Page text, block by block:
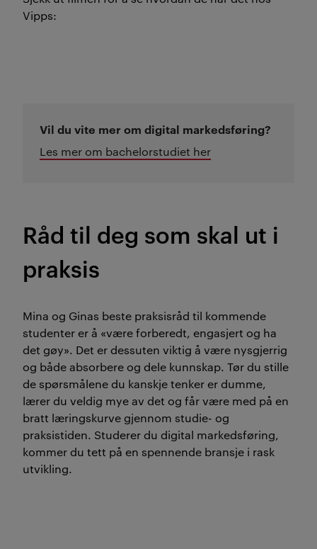
Vipps:
Vil du vite mer om digital markedsføring?
Les mer om bachelorstudiet her
Råd til deg som skal ut i
praksis
Mina og Ginas beste praksisråd til kommende
studenter er å «være forberedt, engasjert og ha
det gøy». Det er dessuten viktig å være nysgjerrig
og både absorbere og dele kunnskap. Tør du stille
de spørsmålene du kanskje tenker er dumme,
lærer du veldig mye av det og får være med på en
bratt læringskurve gjennom studie- og
praksistiden. Studerer du digital markedsføring,
kommer du tett på en spennende bransje i rask
utvikling.